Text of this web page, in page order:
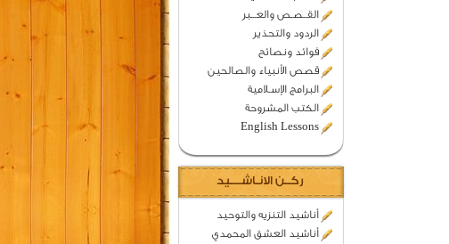
القــصـص والعـــبر
الردود والتحذير
فوائد ونصائح
قصص الأنبياء والصالحين
البرامج الإسـلامية
الكتب المشروحة
English Lessons
ركــن الانـاشــــيد
أناشيد التنزيه والتوحيد
أناشيد العشق المحمدي